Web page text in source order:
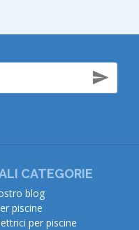
CATEGORIE
blog
piscine
per piscine